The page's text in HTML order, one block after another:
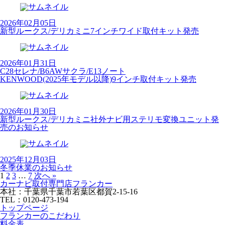
2026年02月05日
新型ルークス/デリカミニ7インチワイド取付キット発売
2026年01月31日
C28セレナ/B6AWサクラ/E13ノート
KENWOOD(2025年モデル以降)9インチ取付キット発売
2026年01月30日
新型ルークス/デリカミニ社外ナビ用ステリモ変換ユニット発
売のお知らせ
2025年12月03日
冬季休業のお知らせ
1 2 3 … 7 次へ »
カーナビ取付専⾨店フランカー
本社：千葉県千葉市若葉区都賀2-15-16
TEL：0120-473-194
トップページ
フランカーのこだわり